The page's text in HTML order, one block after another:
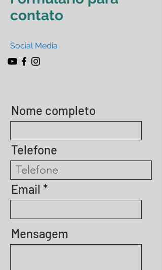
contato
Social Media
Nome completo
Telefone
Email
Mensagem